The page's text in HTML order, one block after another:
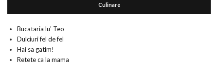
Culinare
Bucataria lu' Teo
Dulciuri fel de fel
Hai sa gatim!
Retete ca la mama